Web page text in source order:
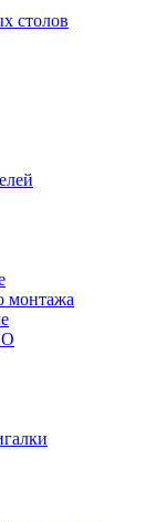
столов
монтажа